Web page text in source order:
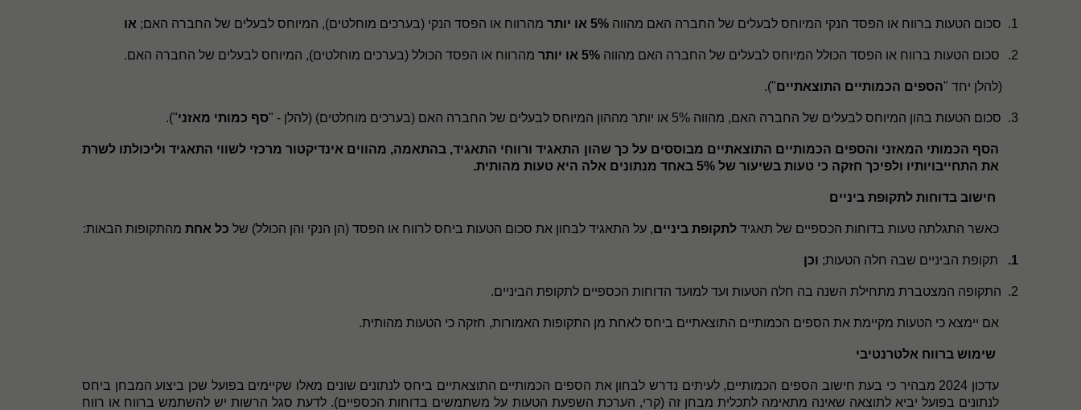
1. סכום הטעות ברווח או הפסד הנקי המיוחס לבעלים של החברה האם מהווה 5% או יותר מהרווח או הפסד הנקי (בערכים מוחלטים), המיוחס לבעלים של החברה האם; או
2. סכום הטעות ברווח או הפסד הכולל המיוחס לבעלים של החברה האם מהווה 5% או יותר מהרווח או הפסד הכולל (בערכים מוחלטים), המיוחס לבעלים של החברה האם.
(להלן יחד "הספים הכמותיים התוצאתיים").
3. סכום הטעות בהון המיוחס לבעלים של החברה האם, מהווה 5% או יותר מההון המיוחס לבעלים של החברה האם (בערכים מוחלטים) (להלן - " סף כמותי מאזני").
הסף הכמותי המאזני והספים הכמותיים התוצאתיים מבוססים על כך שהון התאגיד ורווחי התאגיד, בהתאמה, מהווים אינדיקטור מרכזי לשווי התאגיד וליכולתו לשרת
את התחייבויותיו ולפיכך חזקה כי טעות בשיעור של 5% באחד מנתונים אלה היא טעות מהותית
.
חישוב בדוחות לתקופת ביניים
כאשר התגלתה טעות בדוחות הכספיים של תאגיד לתקופת ביניים, על התאגיד לבחון את סכום הטעות ביחס לרווח או הפסד (הן הנקי והן הכולל) של כל אחת מהתקופות הבאות:
1. תקופת הביניים שבה חלה הטעות; וכן
2. התקופה המצטברת מתחילת השנה בה חלה הטעות ועד למועד הדוחות הכספיים לתקופת הביניים.
אם יימצא כי הטעות מקיימת את הספים הכמותיים התוצאתיים ביחס לאחת מן התקופות האמורות, חזקה כי הטעות מהותית.
שימוש ברווח אלטרנטיבי
עדכון 2024 מבהיר כי בעת חישוב הספים הכמותיים, לעיתים נדרש לבחון את הספים הכמותיים התוצאתיים ביחס לנתונים שונים מאלו שקיימים בפועל שכן ביצוע המבחן ביחס
לנתונים בפועל יביא לתוצאה שאינה מתאימה לתכלית מבחן זה (קרי, הערכת השפעת הטעות על משתמשים בדוחות הכספיים). לדעת סגל הרשות יש להשתמש ברווח או רווח